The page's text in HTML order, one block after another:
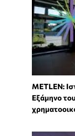
METLEN:
Εξάμηνο